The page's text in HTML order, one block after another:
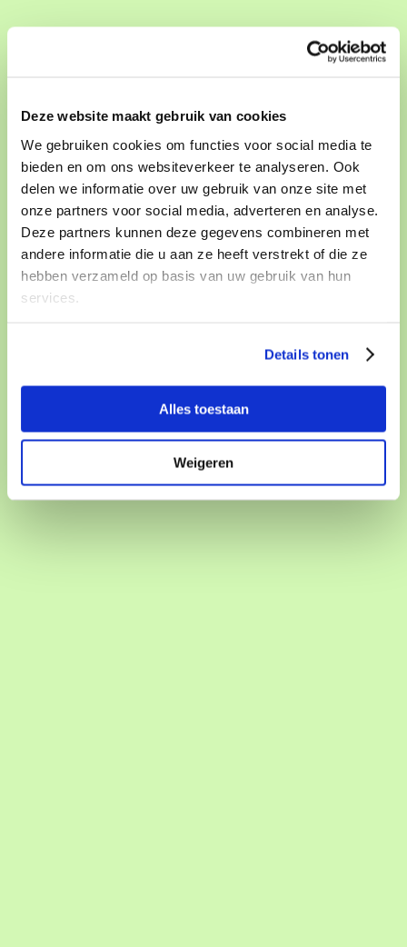
Deze website maakt gebruik van cookies
We gebruiken cookies om functies voor social media te
bieden en om ons websiteverkeer te analyseren. Ook
delen we informatie over uw gebruik van onze site met
onze partners voor social media, adverteren en analyse.
Deze partners kunnen deze gegevens combineren met
andere informatie die u aan ze heeft verstrekt of die ze
hebben verzameld op basis van uw gebruik van hun
services.
Details tonen
Alles toestaan
Weigeren